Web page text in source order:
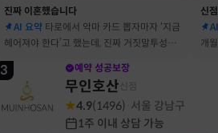
진짜 이혼했습니다
AI 요약 타로에서 악마 카드 뽑자마자 ‘지금
헤어져야 한다’고 했는데, 진짜 거짓말투성이
결혼 생활 끝에 이혼 숙고 중이에요
신
개
3 예약 성공보장
무인호산
4.9(1496) 서울 강남구
1주 이내 상담 가능